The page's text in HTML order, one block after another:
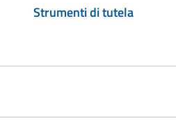
Strumenti di tutela